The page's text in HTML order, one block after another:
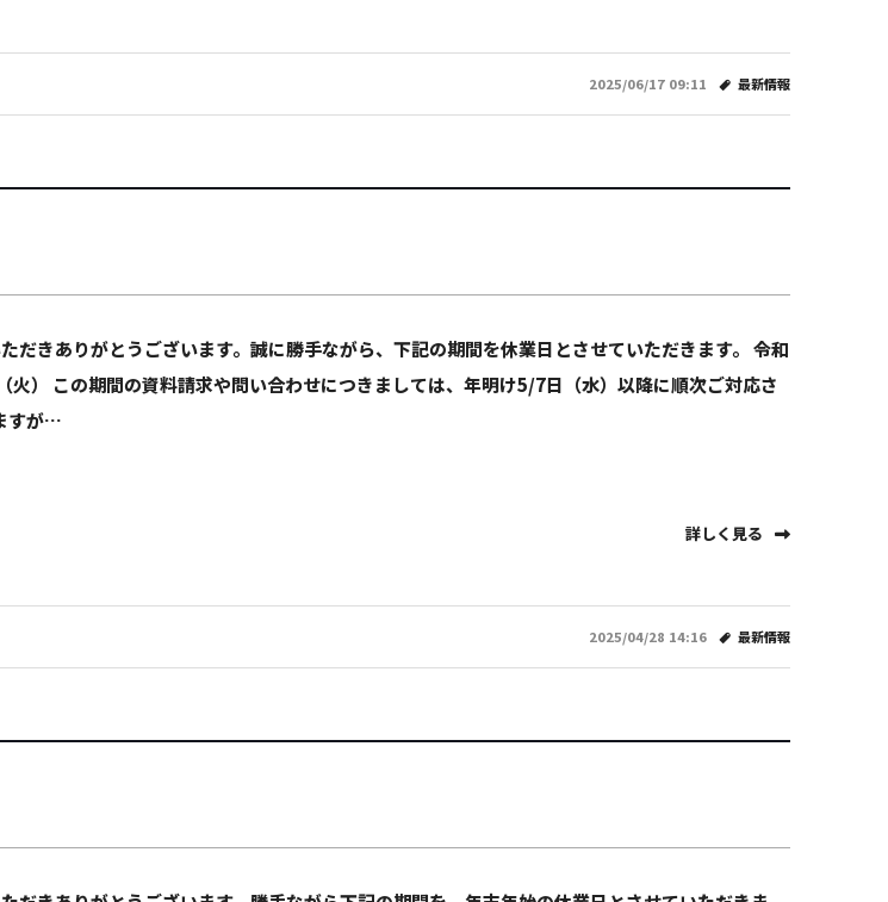
2025/06/17 09:11 最新情報
だきありがとうございます。誠に勝手ながら、下記の期間を休業日とさせていただきます。 令和
） この期間の資料請求や問い合わせにつきましては、年明け5/7日（水）以降に順次ご対応さ
すが…
詳しく見る
2025/04/28 14:16 最新情報